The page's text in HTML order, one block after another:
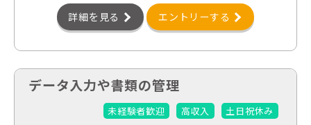
詳細を見る エントリーする
データ入力や書類の管理
未経験者歓迎 高収入 土日祝休み